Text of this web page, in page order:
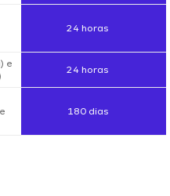
24 horas
e
24 horas
180 dias